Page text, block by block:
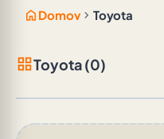
home Domov chevron_right Toyota
grid_viewToyota (0)